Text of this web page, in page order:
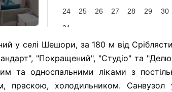
24 25 26 27 28 29 30
31
у селі Шешори, за 180 м від
"Покращений", "Студіо" та
та односпальними ліками з
праскою, холодильником.